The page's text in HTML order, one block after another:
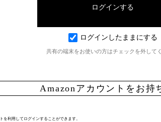
ログインしたままにする
共有の端末をお使いの方はチェックを外して
Amazonアカウントをお持
を利用してログインすることができます。